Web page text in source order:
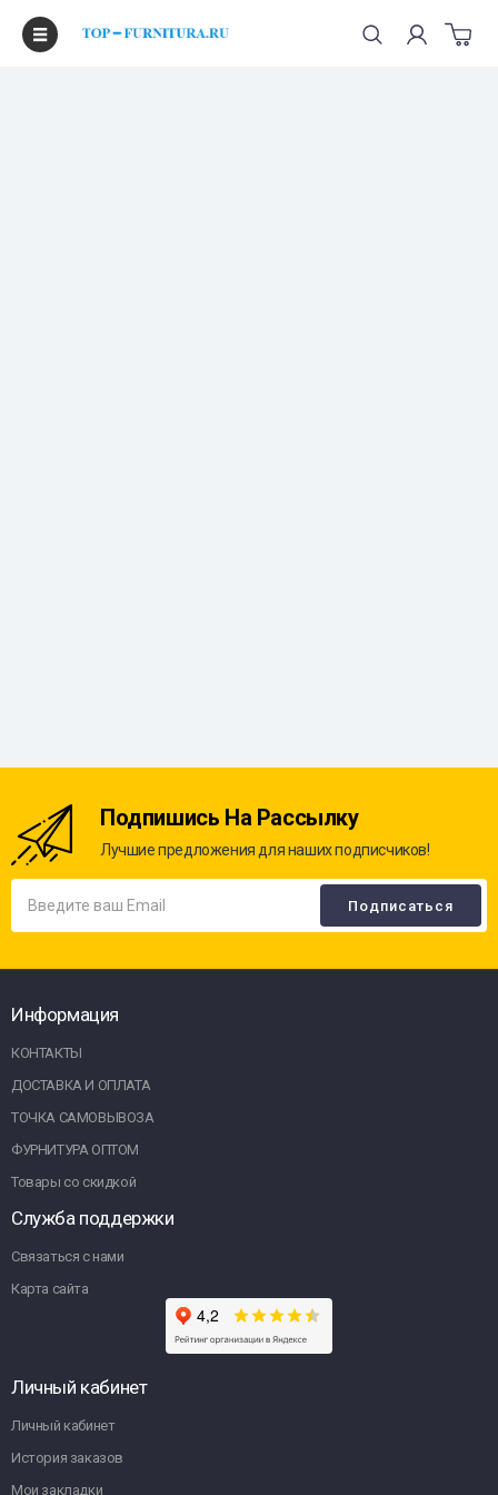
Подпишись На Рассылку
Лучшие предложения для наших подписчиков!
Информация
КОНТАКТЫ
ДОСТАВКА И ОПЛАТА
ТОЧКА САМОВЫВОЗА
ФУРНИТУРА ОПТОМ
Товары со скидкой
Служба поддержки
Связаться с нами
Карта сайта
Личный кабинет
Личный кабинет
История заказов
Мои закладки